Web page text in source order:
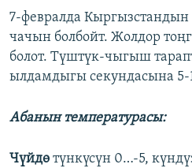
7-февралда
чачын болбойт. Жолдор
болот. Түштүк-чыгыш
ылдамдыгы секундасына 5-
Абанын температурасы:
Чүйдө түнкүсүн 0…-5,